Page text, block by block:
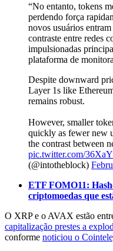
“No entanto, tokens
perdendo força
novos usuários
contraste entre redes
impulsionadas
plataforma de
Despite downward
Layer 1s like
remains robust.
However, smaller
quickly as fewer new
the contrast between
pic.twitter.com/
(@intotheblock)
ETF FOMO11:
criptomoedas que
O XRP e o AVAX estão
capitalização prestes a
conforme noticiou o